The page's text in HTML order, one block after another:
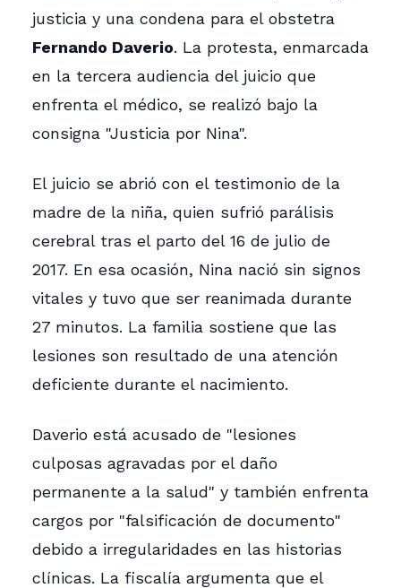
justicia y una condena para el obstetra
Fernando Daverio. La protesta, enmarcada
en la tercera audiencia del juicio que
enfrenta el médico, se realizó bajo la
consigna "Justicia por Nina".
El juicio se abrió con el testimonio de la
madre de la niña, quien sufrió parálisis
cerebral tras el parto del 16 de julio de
2017. En esa ocasión, Nina nació sin signos
vitales y tuvo que ser reanimada durante
27 minutos. La familia sostiene que las
lesiones son resultado de una atención
deficiente durante el nacimiento.
Daverio está acusado de "lesiones
culposas agravadas por el daño
permanente a la salud" y también enfrenta
cargos por "falsificación de documento"
debido a irregularidades en las historias
clínicas. La fiscalía argumenta que el